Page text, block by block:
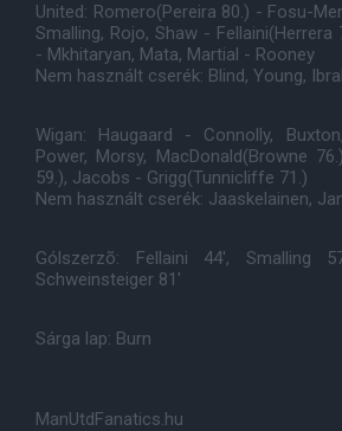
United: Romero(Pereira 80.) - Fosu-
Smalling, Rojo, Shaw - Fellaini(Herrera
- Mkhitaryan, Mata, Martial - Rooney
Nem használt cserék: Blind, Young,
Wigan: Haugaard - Connolly,
Power, Morsy, MacDonald(Browne
59.), Jacobs - Grigg(Tunnicliffe 71.)
Nem használt cserék: Jaaskelainen,
Gólszerzõ: Fellaini 44', Smalling
Schweinsteiger 81'
Sárga lap: Burn
ManUtdFanatics.hu